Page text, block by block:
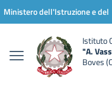
Vai ai contenuti
Vai al menu di navigazione
Vai al footer
Ministero dell'Istruzione e del
Istituto
"A.
Boves